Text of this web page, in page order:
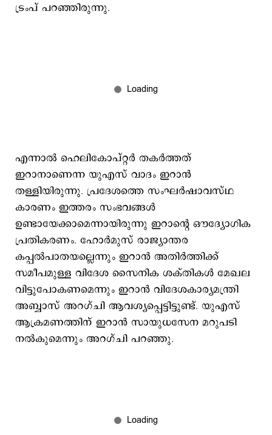
ട്രംപ് പറഞ്ഞിരുന്നു.
എന്നാല്‍ ഹെലികോപ്റ്റര്‍ തകര്‍ത്തത്
ഇറാനാണെന്ന യുഎസ് വാദം ഇറാന്‍
തള്ളിയിരുന്നു. പ്രദേശത്തെ സംഘർഷാവസ്ഥ
കാരണം ഇത്തരം സംഭവങ്ങൾ
ഉണ്ടായേക്കാമെന്നായിരുന്നു ഇറാന്റെ ഔദ്യോഗിക
പ്രതികരണം. ഹോര്‍മുസ് രാജ്യാന്തര
കപ്പല്‍പാതയല്ലെന്നും ഇറാന്‍ അതിർത്തിക്ക്
സമീപമുള്ള വിദേശ സൈനിക ശക്തികൾ മേഖല
വിട്ടുപോകണമെന്നും ഇറാൻ വിദേശകാര്യമന്ത്രി
അബ്ബാസ് അറഗ്ചി ആവശ്യപ്പെട്ടിട്ടുണ്ട്. യുഎസ്
ആക്രമണത്തിന് ഇറാന്‍ സായുധസേന മറുപടി
നല്‍കുമെന്നും അറഗ്ചി പറഞ്ഞു.